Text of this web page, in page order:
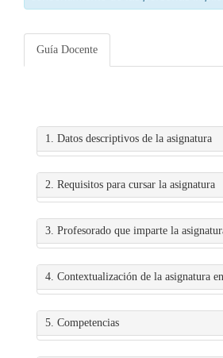
Guía Docente
1. Datos descriptivos de la asignatura
2. Requisitos para cursar la asignatura
3. Profesorado que imparte la
4. Contextualización de la asignatura
5. Competencias